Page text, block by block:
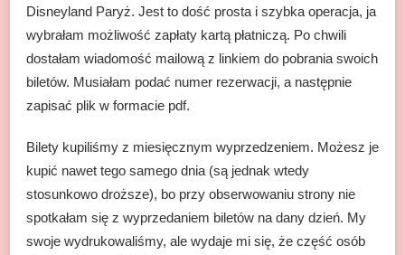
Disneyland Paryż. Jest to dość prosta i szybka operacja, ja
wybrałam możliwość zapłaty kartą płatniczą. Po chwili
dostałam wiadomość mailową z linkiem do pobrania swoich
biletów. Musiałam podać numer rezerwacji, a następnie
zapisać plik w formacie pdf.
Bilety kupiliśmy z miesięcznym wyprzedzeniem. Możesz je
kupić nawet tego samego dnia (są jednak wtedy
stosunkowo droższe), bo przy obserwowaniu strony nie
spotkałam się z wyprzedaniem biletów na dany dzień. My
swoje wydrukowaliśmy, ale wydaje mi się, że część osób